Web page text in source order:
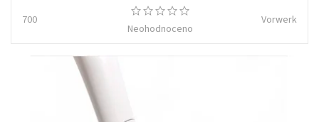
700
Neohodnoceno
Vorwerk